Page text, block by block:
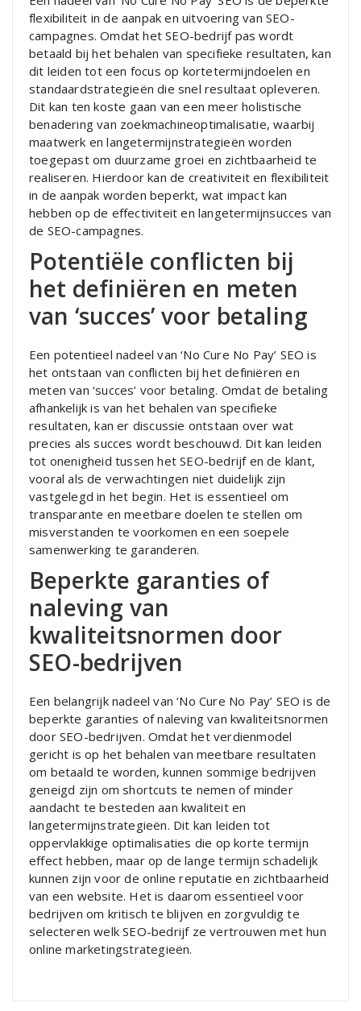
flexibiliteit in de aanpak en uitvoering van SEO-
campagnes. Omdat het SEO-bedrijf pas wordt
betaald bij het behalen van specifieke resultaten, kan
dit leiden tot een focus op kortetermijndoelen en
standaardstrategieën die snel resultaat opleveren.
Dit kan ten koste gaan van een meer holistische
benadering van zoekmachineoptimalisatie, waarbij
maatwerk en langetermijnstrategieën worden
toegepast om duurzame groei en zichtbaarheid te
realiseren. Hierdoor kan de creativiteit en flexibiliteit
in de aanpak worden beperkt, wat impact kan
hebben op de effectiviteit en langetermijnsucces van
de SEO-campagnes.
Potentiële conflicten bij
het definiëren en meten
van ‘succes’ voor betaling
Een potentieel nadeel van ‘No Cure No Pay’ SEO is
het ontstaan van conflicten bij het definiëren en
meten van ‘succes’ voor betaling. Omdat de betaling
afhankelijk is van het behalen van specifieke
resultaten, kan er discussie ontstaan over wat
precies als succes wordt beschouwd. Dit kan leiden
tot onenigheid tussen het SEO-bedrijf en de klant,
vooral als de verwachtingen niet duidelijk zijn
vastgelegd in het begin. Het is essentieel om
transparante en meetbare doelen te stellen om
misverstanden te voorkomen en een soepele
samenwerking te garanderen.
Beperkte garanties of
naleving van
kwaliteitsnormen door
SEO-bedrijven
Een belangrijk nadeel van ‘No Cure No Pay’ SEO is de
beperkte garanties of naleving van kwaliteitsnormen
door SEO-bedrijven. Omdat het verdienmodel
gericht is op het behalen van meetbare resultaten
om betaald te worden, kunnen sommige bedrijven
geneigd zijn om shortcuts te nemen of minder
aandacht te besteden aan kwaliteit en
langetermijnstrategieën. Dit kan leiden tot
oppervlakkige optimalisaties die op korte termijn
effect hebben, maar op de lange termijn schadelijk
kunnen zijn voor de online reputatie en zichtbaarheid
van een website. Het is daarom essentieel voor
bedrijven om kritisch te blijven en zorgvuldig te
selecteren welk SEO-bedrijf ze vertrouwen met hun
online marketingstrategieën.